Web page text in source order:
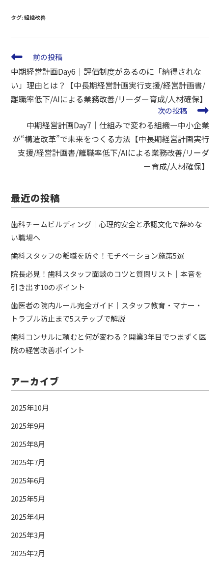
タグ:組織改善
前の投稿
中期経営計画Day6｜評価制度があるのに「納得されな
い」理由とは？【中長期経営計画実行支援/経営計画書/
離職率低下/AIによる業務改善/リーダー育成/人材確保】
次の投稿
中期経営計画Day7｜仕組みで変わる組織ー中小企業
が“構造改革”で未来をつくる方法【中長期経営計画実行
支援/経営計画書/離職率低下/AIによる業務改善/リーダ
ー育成/人材確保】
最近の投稿
歯科チームビルディング｜心理的安全と承認文化で辞めな
い職場へ
歯科スタッフの離職を防ぐ！モチベーション施策5選
院長必見！歯科スタッフ面談のコツと質問リスト｜本音を
引き出す10のポイント
歯医者の院内ルール完全ガイド｜スタッフ教育・マナー・
トラブル防止まで5ステップで解説
歯科コンサルに頼むと何が変わる？開業3年目でつまずく医
院の経営改善ポイント
アーカイブ
2025年10月
2025年9月
2025年8月
2025年7月
2025年6月
2025年5月
2025年4月
2025年3月
2025年2月